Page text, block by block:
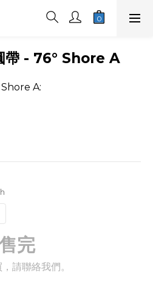
- 76° Shore A
A:
完
請聯絡我們。